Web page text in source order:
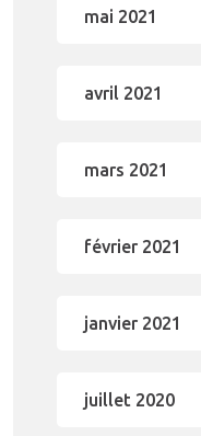
mai 2021
avril 2021
mars 2021
février 2021
janvier 2021
juillet 2020